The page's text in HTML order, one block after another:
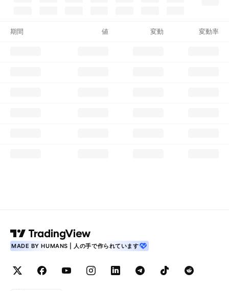
期間 値 変動 変動率
MADE BY HUMANS | 人の手で作られています